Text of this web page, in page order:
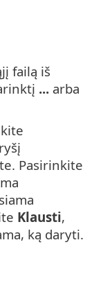
failą iš
... arba
Pasirinkite
Klausti,
ką daryti.